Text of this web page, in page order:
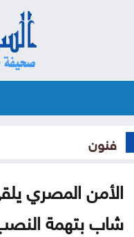
فنون
الأمن المصري
شاب بتهمة